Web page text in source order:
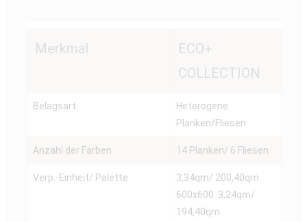
Merkmal
ECO+
COLLECTION
Belagsart
Heterogene
Planken/Fliesen
Anzahl der Farben 14 Planken/ 6 Fliesen
Verp.-Einheit/ Palette
3,34qm/ 200,40qm
600x600: 3,24qm/
194,40qm